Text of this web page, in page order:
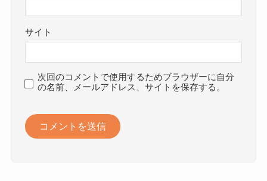
サイト
次回のコメントで使用するためブラウザーに自分
の名前、メールアドレス、サイトを保存する。